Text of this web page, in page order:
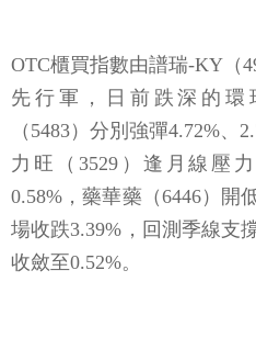
OTC櫃買指數由譜瑞-KY（
先行軍，日前跌深的環
（5483）分別強彈4.72%、
力旺（3529）逢月線壓
0.58%，藥華藥（6446）開
場收跌3.39%，回測季線支
收斂至0.52%。